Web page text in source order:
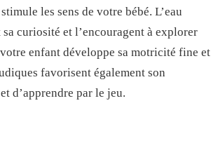
les sens de votre bébé. L’eau
curiosité et l’encouragent à explorer
enfant développe sa motricité fine et
favorisent également son
d’apprendre par le jeu.